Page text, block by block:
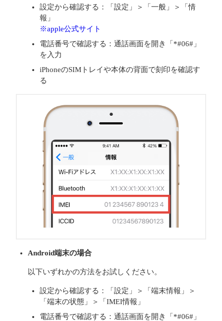
設定から確認する：「設定」＞「一般」＞「情
報」
※apple公式サイト
電話番号で確認する：通話画面を開き「*#06#」
を入力
iPhoneのSIMトレイや本体の背面で刻印を確認す
る
Android端末の場合
以下いずれかの方法をお試しください。
設定から確認する：「設定」＞「端末情報」＞
「端末の状態」＞「IMEI情報」
電話番号で確認する：通話画面を開き「*#06#」